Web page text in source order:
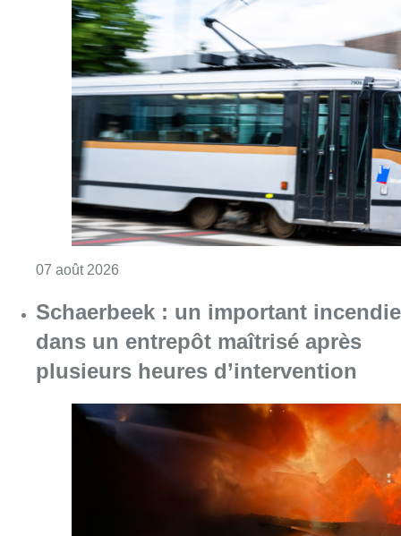
07 août 2026
Schaerbeek : un important incendie
dans un entrepôt maîtrisé après
plusieurs heures d’intervention